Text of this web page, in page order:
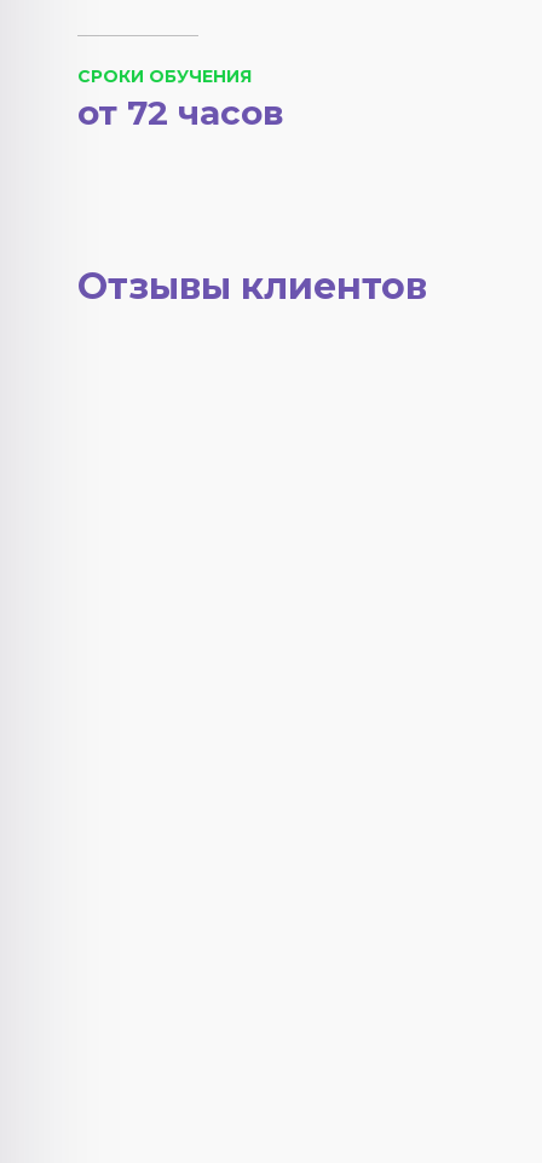
СРОКИ ОБУЧЕНИЯ
от 72 часов
Отзывы клиентов